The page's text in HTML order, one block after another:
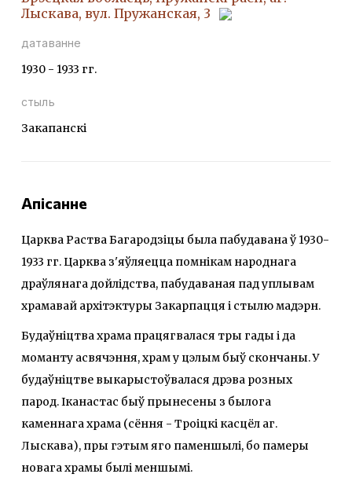
Лыскава, вул. Пружанская, 3
датаванне
1930 - 1933 гг.
стыль
Закапанскі
Апісанне
Царква Раства Багародзіцы была пабудавана ў 1930-
1933 гг. Царква з'яўляецца помнікам народнага
драўлянага дойлідства, пабудаваная пад уплывам
храмавай архітэктуры Закарпацця і стылю мадэрн.
Будаўніцтва храма працягвалася тры гады і да
моманту асвячэння, храм у цэлым быў скончаны. У
будаўніцтве выкарыстоўвалася дрэва розных
парод. Іканастас быў прынесены з былога
каменнага храма (сёння - Троіцкі касцёл аг.
Лыскава), пры гэтым яго паменшылі, бо памеры
новага храмы былі меншымі.